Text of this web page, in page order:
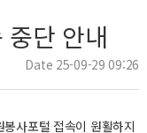
단 안내
Date 25-09-29 09:26
사포털 접속이 원활하지